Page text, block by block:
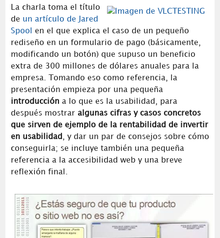
La charla toma el título
de un artículo de Jared
Spool
en el que explica el caso de un pequeño
rediseño en un formulario de pago (básicamente,
modificando un botón) que supuso un beneficio
extra de 300 millones de dólares anuales para la
empresa. Tomando eso como referencia, la
presentación empieza por una pequeña
introducción a lo que es la usabilidad, para
después mostrar algunas cifras y casos concretos
que sirven de ejemplo de la rentabilidad de invertir
en usabilidad
, y dar un par de consejos sobre cómo
conseguirla; se incluye también una pequeña
referencia a la accesibilidad web y una breve
reflexión final.